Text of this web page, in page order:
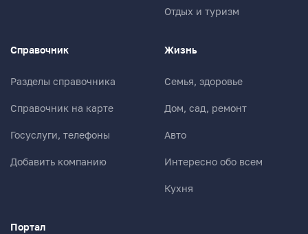
Отдых и туризм
Справочник
Разделы справочника
Справочник на карте
Госуслуги, телефоны
Добавить компанию
Жизнь
Семья, здоровье
Дом, сад, ремонт
Авто
Интересно обо всем
Кухня
Портал